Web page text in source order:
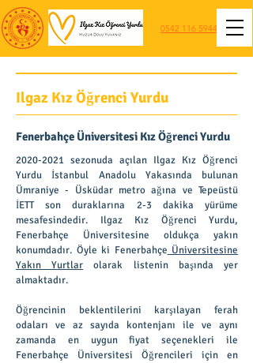
0542 116 5944
Ilgaz Kız Öğrenci Yurdu
Fenerbahçe Üniversitesi Kız Öğrenci Yurdu
2020-2021 sezonuda açılan Ilgaz Kız Öğrenci
Yurdu İstanbul Anadolu Yakasında bulunan
Ümraniye - Üsküdar metro ağına ve Tepeüstü
İETT son duraklarına 2-3 dakika yürüme
mesafesindedir. Ilgaz Kız Öğrenci Yurdu,
Fenerbahçe Üniversitesine oldukça yakın
konumdadır. Öyle ki Fenerbahçe Üniversitesine
Yakın Yurtlar olarak listenin başında yer
almaktadır.
Öğrencinin beklentilerini karşılayan ferah
odaları ve az sayıda kontenjanı ile ve aynı
zamanda en uygun fiyat seçenekleri ile
Fenerbahçe Üniversitesi Öğrencileri için en